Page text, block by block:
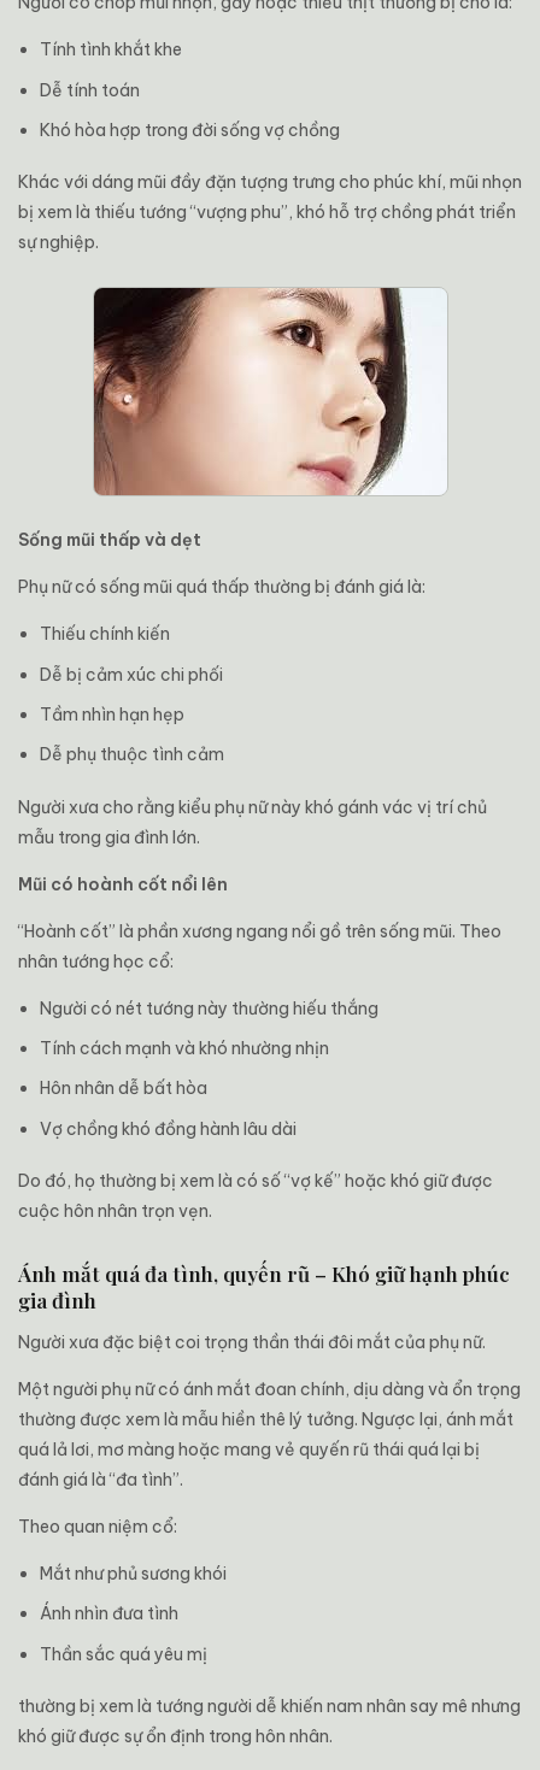
Tính tình khắt khe
Dễ tính toán
Khó hòa hợp trong đời sống vợ chồng
Khác với dáng mũi đầy đặn tượng trưng cho phúc khí, mũi nhọn
bị xem là thiếu tướng “vượng phu”, khó hỗ trợ chồng phát triển
sự nghiệp.
Sống mũi thấp và dẹt
Phụ nữ có sống mũi quá thấp thường bị đánh giá là:
Thiếu chính kiến
Dễ bị cảm xúc chi phối
Tầm nhìn hạn hẹp
Dễ phụ thuộc tình cảm
Người xưa cho rằng kiểu phụ nữ này khó gánh vác vị trí chủ
mẫu trong gia đình lớn.
Mũi có hoành cốt nổi lên
“Hoành cốt” là phần xương ngang nổi gồ trên sống mũi. Theo
nhân tướng học cổ:
Người có nét tướng này thường hiếu thắng
Tính cách mạnh và khó nhường nhịn
Hôn nhân dễ bất hòa
Vợ chồng khó đồng hành lâu dài
Do đó, họ thường bị xem là có số “vợ kế” hoặc khó giữ được
cuộc hôn nhân trọn vẹn.
Ánh mắt quá đa tình, quyến rũ – Khó giữ hạnh phúc
gia đình
Người xưa đặc biệt coi trọng thần thái đôi mắt của phụ nữ.
Một người phụ nữ có ánh mắt đoan chính, dịu dàng và ổn trọng
thường được xem là mẫu hiền thê lý tưởng. Ngược lại, ánh mắt
quá lả lơi, mơ màng hoặc mang vẻ quyến rũ thái quá lại bị
đánh giá là “đa tình”.
Theo quan niệm cổ:
Mắt như phủ sương khói
Ánh nhìn đưa tình
Thần sắc quá yêu mị
thường bị xem là tướng người dễ khiến nam nhân say mê nhưng
khó giữ được sự ổn định trong hôn nhân.